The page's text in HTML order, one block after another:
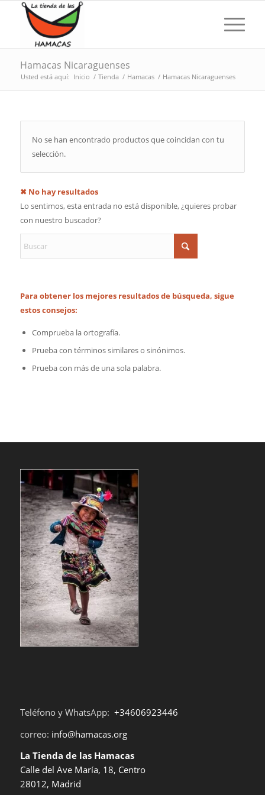
Hamacas Nicaraguenses
Usted está aquí: Inicio / Tienda / Hamacas / Hamacas Nicaraguenses
No se han encontrado productos que coincidan con tu
selección.
✖ No hay resultados
Lo sentimos, esta entrada no está disponible, ¿quieres probar
con nuestro buscador?
Para obtener los mejores resultados de búsqueda, sigue
estos consejos:
Comprueba la ortografía.
Prueba con términos similares o sinónimos.
Prueba con más de una sola palabra.
Teléfono y WhatsApp: +34606923446
correo: info@hamacas.org
La Tienda de las Hamacas
Calle del Ave María, 18, Centro
28012, Madrid